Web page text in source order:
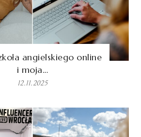
angielskiego online
i moja…
12.11.2025